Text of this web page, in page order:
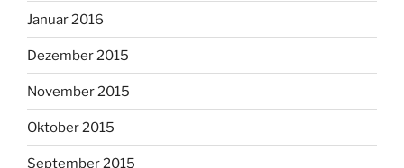
Januar 2016
Dezember 2015
November 2015
Oktober 2015
September 2015